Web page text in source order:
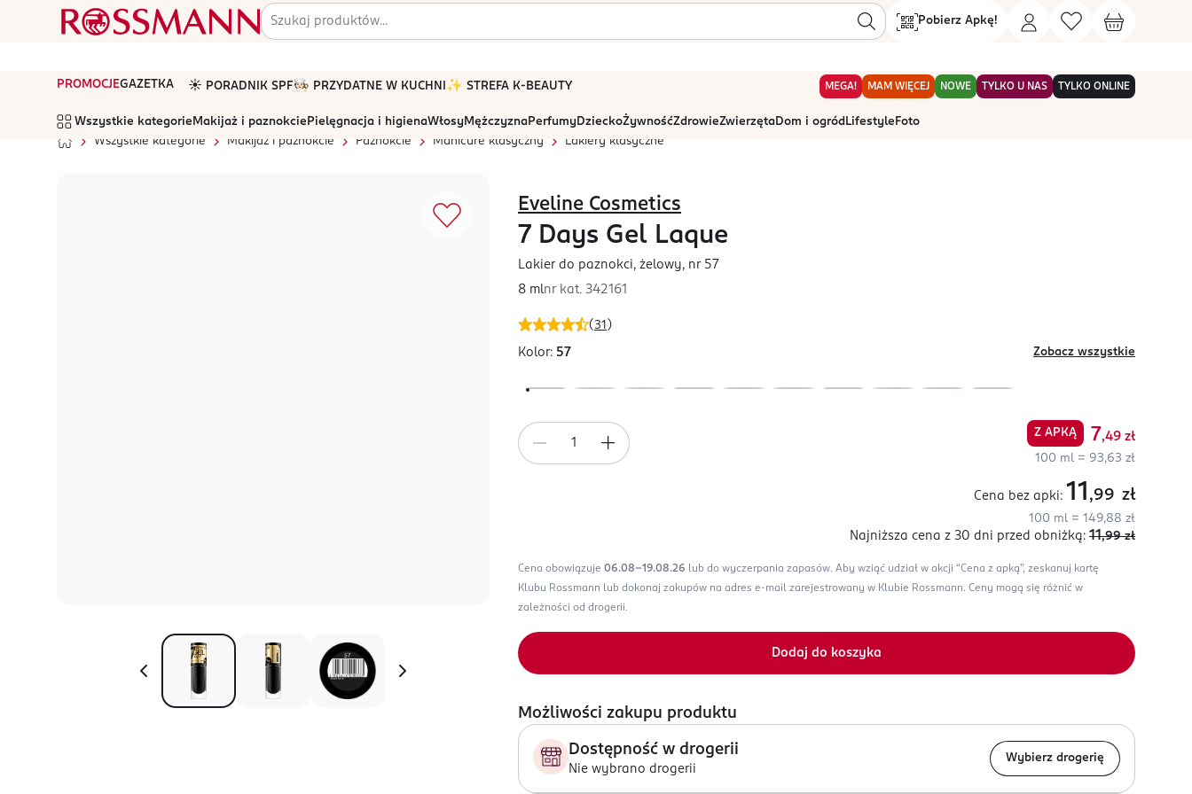
Pobierz Apkę!
PROMOCJEGAZETKA ☀️ PORADNIK SPF🧑🏻‍🍳 PRZYDATNE W KUCHNI ✨ STREFA K-BEAUTY MEGA! MAM WIĘCEJ NOWE TYLKO U NAS TYLKO ONLINE
Wszystkie kategorie Makijaż i paznokcie Pielęgnacja i higienaWłosyMężczyznaPerfumyDzieckoŻywnośćZdrowieZwierzętaDom i ogród Lifestyle Foto
Wszystkie kategorie
Makijaż i paznokcie Paznokcie Manicure klasyczny Lakiery klasyczne
(31 )
Eveline Cosmetics
7 Days Gel Laque
Lakier do paznokci, żelowy, nr 57
8 mlnr kat. 342161
Kolor: 57 Zobacz wszystkie
Z APKĄ 7,49 zł
100 ml = 93,63 zł
Cena bez apki: 11 ,99 zł
100 ml = 149,88 zł
Najniższa cena z 30 dni przed obniżką: 11,99 zł
Cena obowiązuje 06.08-19.08.26 lub do wyczerpania zapasów. Aby wziąć udział w akcji “Cena z apką”, zeskanuj kartę
Klubu Rossmann lub dokonaj zakupów na adres e-mail zarejestrowany w Klubie Rossmann. Ceny mogą się różnić w
zależności od drogerii.
Dodaj do koszyka
Możliwości zakupu produktu
Dostępność w drogerii
Nie wybrano drogerii
Wybierz drogerię